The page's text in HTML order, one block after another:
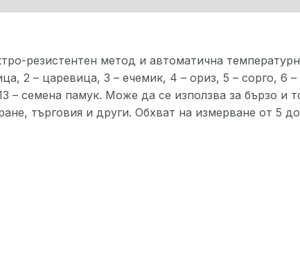
резистентен метод и автоматична
2 – царевица, 3 – ечемик, 4 – ориз, 5 – сорго, 6
– семена памук. Може да се използва за бързо и
търговия и други. Обхват на измерване от 5